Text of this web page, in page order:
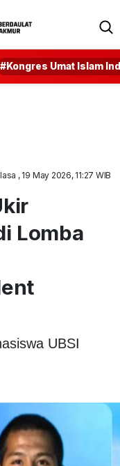
#Kongres Umat Islam
, 19 May 2026, 11:27 WIB
Lomba
UBSI